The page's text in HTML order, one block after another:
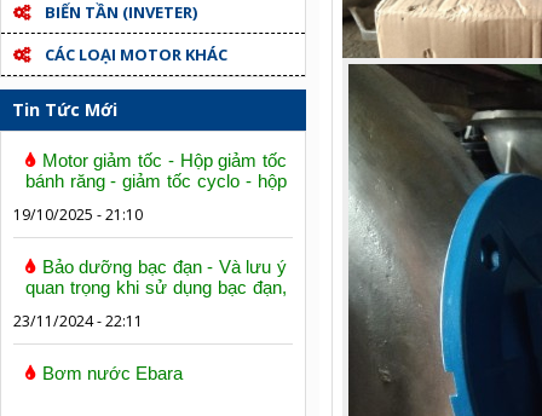
BIẾN TẦN (INVETER)
CÁC LOẠI MOTOR KHÁC
Tin Tức Mới
Motor giảm tốc - Hộp giảm tốc
bánh răng - giảm tốc cyclo - hộp
19/10/2025 - 21:10
Bảo dưỡng bạc đạn - Và lưu ý
quan trọng khi sử dụng bạc đạn,
23/11/2024 - 22:11
Bơm nước Ebara